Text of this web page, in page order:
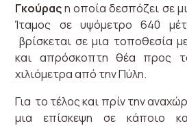
Γκούραςη οποία δεσπόζει σε
Ίταμος σε υψόμετρο 640
βρίσκεται σε μια τοποθεσία
και απρόσκοπτη θέα προς
χιλιόμετρα από την Πύλη.
Για το τέλος και πρίν την
μια επίσκεψη σε κάποιο